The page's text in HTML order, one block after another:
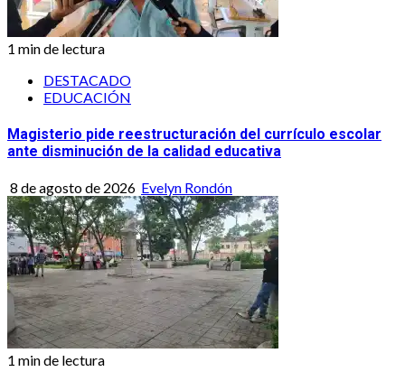
1 min de lectura
DESTACADO
EDUCACIÓN
Magisterio pide reestructuración del currículo escolar
ante disminución de la calidad educativa
8 de agosto de 2026 Evelyn Rondón
1 min de lectura